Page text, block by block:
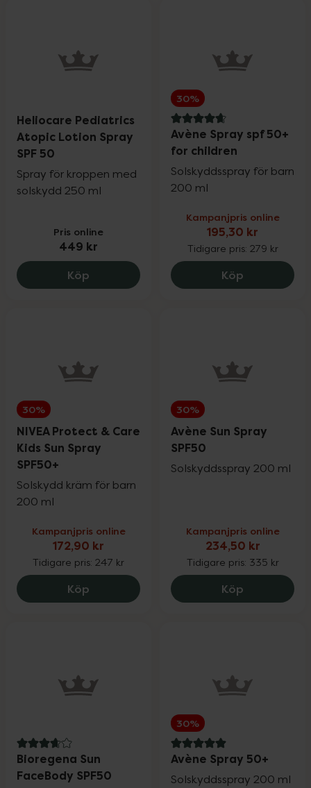
Heliocare Pediatrics
Atopic Lotion Spray
SPF 50
Spray för kroppen med
solskydd 250 ml
Pris online
449 kr
Köp Heliocare Pediatrics Atopic Lotion
30%
4.8 av 5 i omdöme
Avène Spray spf 50+
for children
Solskyddsspray för barn
200 ml
Kampanjpris online
195,30 kr
Tidigare pris: 279 kr
Köp Avène
30%
NIVEA Protect & Care
Kids Sun Spray
SPF50+
Solskydd kräm för barn
200 ml
Kampanjpris online
172,90 kr
Tidigare pris: 247 kr
Köp NIVEA Protect & Care Kids Sun Spray
30%
Avène Sun Spray
SPF50
Solskyddsspray 200 ml
Kampanjpris online
234,50 kr
Tidigare pris: 335 kr
Köp Avène Sun
3.8 av 5 i omdöme
Bioregena Sun
FaceBody SPF50
30%
5 av 5 i omdöme
Avène Spray 50+
Solskyddsspray 200 ml